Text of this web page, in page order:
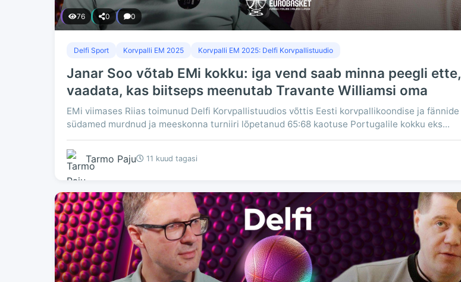
76 0 0
Delfi Sport Korvpalli EM 2025 Korvpalli EM 2025: Delfi Korvpallistuudio
Janar Soo võtab EMi kokku: iga vend saab minna peegli ette,
vaadata, kas biitseps meenutab Travante Williamsi oma
EMi viimases Riias toimunud Delfi Korvpallistuudios võttis Eesti korvpallikoondise ja fännide
südamed murdnud ja meeskonna turniiri lõpetanud 65:68 kaotuse Portugalile kokku eks...
Tarmo Paju 11 kuud tagasi